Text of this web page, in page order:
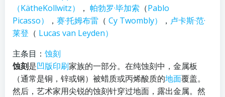
（KätheKollwitz）
， 帕勃罗·毕加索 （Pablo
Picasso）
， 赛·托姆布雷 （ Cy Twombly） ， 卢卡斯·范·
莱登 （ Lucas van Leyden）
主条目： 蚀刻
蚀刻是凹版印刷家族的一部分。在纯蚀刻中，金属板
（通常是铜，锌或钢）被蜡质或丙烯酸质的地面覆盖。
然后，艺术家用尖锐的蚀刻针穿过地面，露出金属。然